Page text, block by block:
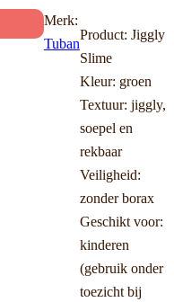
Merk:
Tuban
Product: Jiggly
Slime
Kleur: groen
Textuur: jiggly,
soepel en
rekbaar
Veiligheid:
zonder borax
Geschikt voor:
kinderen
(gebruik onder
toezicht bij